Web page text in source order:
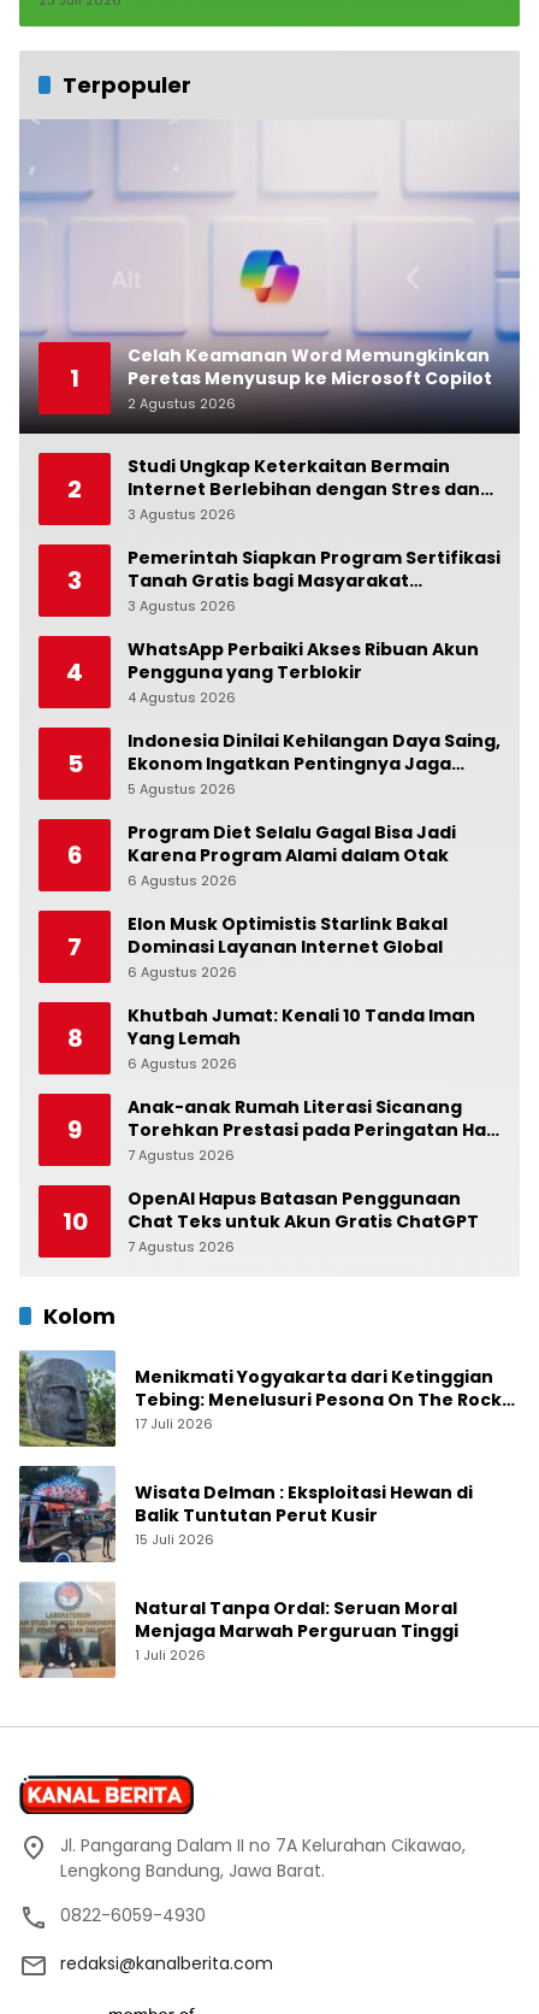
Terpopuler
1
Celah Keamanan Word Memungkinkan
Peretas Menyusup ke Microsoft Copilot
2 Agustus 2026
2
Studi Ungkap Keterkaitan Bermain
Internet Berlebihan dengan Stres dan
Suasana Hati
3 Agustus 2026
3
Pemerintah Siapkan Program Sertifikasi
Tanah Gratis bagi Masyarakat
Berpenghasilan Rendah
3 Agustus 2026
4
WhatsApp Perbaiki Akses Ribuan Akun
Pengguna yang Terblokir
4 Agustus 2026
5
Indonesia Dinilai Kehilangan Daya Saing,
Ekonom Ingatkan Pentingnya Jaga
Independensi Bank Indonesia
5 Agustus 2026
6
Program Diet Selalu Gagal Bisa Jadi
Karena Program Alami dalam Otak
6 Agustus 2026
7
Elon Musk Optimistis Starlink Bakal
Dominasi Layanan Internet Global
6 Agustus 2026
8
Khutbah Jumat: Kenali 10 Tanda Iman
Yang Lemah
6 Agustus 2026
9
Anak-anak Rumah Literasi Sicanang
Torehkan Prestasi pada Peringatan Hari
Anak Nasional di Kecamatan Medan
7 Agustus 2026
10
OpenAI Hapus Batasan Penggunaan
Chat Teks untuk Akun Gratis ChatGPT
7 Agustus 2026
Kolom
Menikmati Yogyakarta dari Ketinggian
Tebing: Menelusuri Pesona On The Rock
Jogja yang Sedang Naik Daun
17 Juli 2026
Wisata Delman : Eksploitasi Hewan di
Balik Tuntutan Perut Kusir
15 Juli 2026
Natural Tanpa Ordal: Seruan Moral
Menjaga Marwah Perguruan Tinggi
1 Juli 2026
Jl. Pangarang Dalam II no 7A Kelurahan Cikawao,
Lengkong Bandung, Jawa Barat.
0822-6059-4930
redaksi@kanalberita.com